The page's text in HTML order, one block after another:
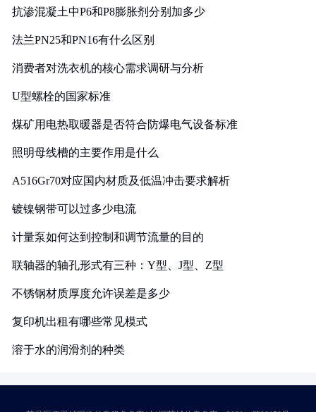
抗渗混凝土中P6和P8膨胀剂分别加多少
法兰PN25和PN16有什么区别
消费者对洗衣机的核心需求调研与分析
U型螺栓的国家标准
煤矿用电热取暖器是否符合防爆电气设备标准
照明母线槽的主要作用是什么
A516Gr70对应国内材质及低温冲击要求解析
镀镍钢带可以过多少电流
计量泵如何达到控制和调节流量的目的
联轴器的轴孔形式有三种：Y型、J型、Z型
不锈钢材质厚度允许误差是多少
复印机出租有哪些常见模式
溶于水的润滑剂的种类